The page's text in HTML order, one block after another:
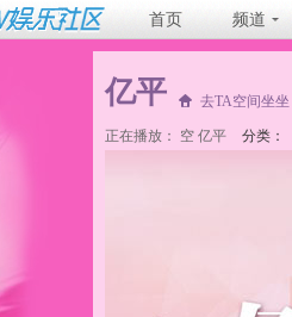
首页 频道
亿平 去TA空间坐坐
正在播放： 空 亿平 分类：